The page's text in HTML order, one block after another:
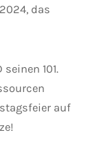
das
101.
auf